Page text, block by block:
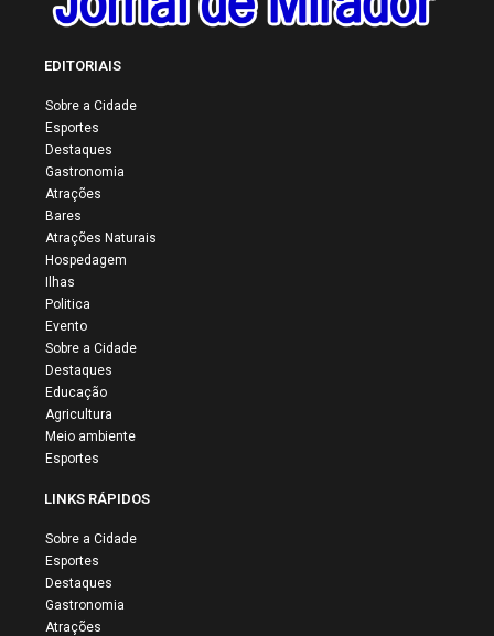
EDITORIAIS
Sobre a Cidade
Esportes
Destaques
Gastronomia
Atrações
Bares
Atrações Naturais
Hospedagem
Ilhas
Politica
Evento
Sobre a Cidade
Destaques
Educação
Agricultura
Meio ambiente
Esportes
LINKS RÁPIDOS
Sobre a Cidade
Esportes
Destaques
Gastronomia
Atrações